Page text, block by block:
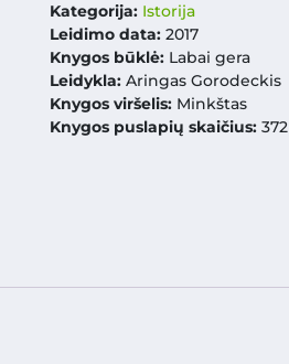
Kategorija: Istorija
Leidimo data:2017
Knygos būklė: Labai gera
Leidykla:Aringas Gorodeckis
Knygos viršelis: Minkštas
Knygos puslapių skaičius: 372